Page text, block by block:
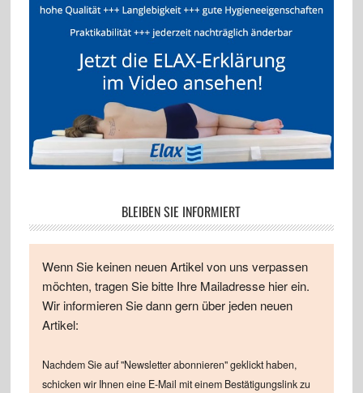
BLEIBEN SIE INFORMIERT
Wenn Sie keinen neuen Artikel von uns verpassen
möchten, tragen Sie bitte Ihre Mailadresse hier ein.
Wir informieren Sie dann gern über jeden neuen
Artikel:
Nachdem Sie auf "Newsletter abonnieren" geklickt haben,
schicken wir Ihnen eine E-Mail mit einem Bestätigungslink zu